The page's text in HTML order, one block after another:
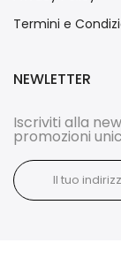
Termini e
NEWLETTER
Iscriviti alla
promozioni